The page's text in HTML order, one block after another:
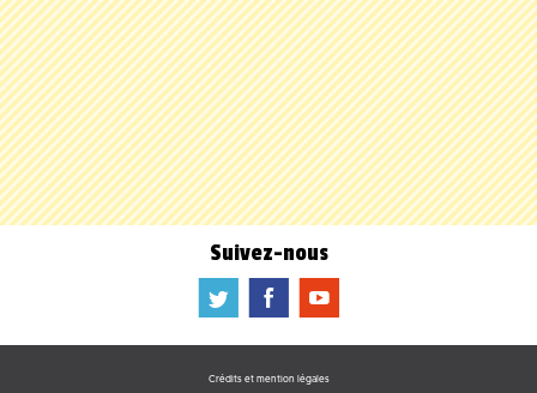
Suivez-nous
a b f
Crédits et mention légales